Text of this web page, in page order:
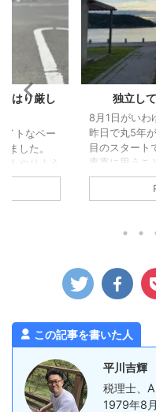
はり厳し
トなペー
ました。
もやりよう
書きました
しく ...
独立し
8月1日がいわ
昨日で丸5年
目のスタート
率直に思うこ
生活できてい
じでしょうか
活している保
もなく、無事
す。 思った
直なところ思
ったとおりに
この記事を書いた人
平川吉輝
税理士、
1979年8